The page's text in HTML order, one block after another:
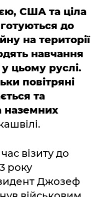
США та ціла
до
на території
навчання
цьому руслі.
повітряні
та
наземних
візиту до
року
Джозеф